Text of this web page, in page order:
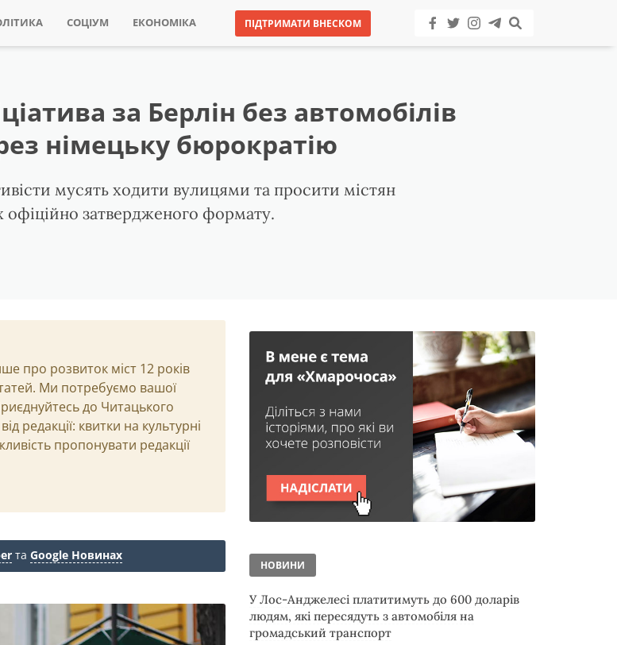
СОЦІУМ ЕКОНОМІКА ПІДТРИМАТИ ВНЕСКОМ
за Берлін без автомобілів
німецьку бюрократію
мусять ходити вулицями та просити містян
затвердженого формату.
про розвиток міст 12 років
Ми потребуємо вашої
до Читацького
редакції: квитки на культурні
пропонувати редакції
та Google Новинах
НОВИНИ
У Лос-Анджелесі платитимуть до 600 доларів
людям, які пересядуть з автомобіля на
громадський транспорт